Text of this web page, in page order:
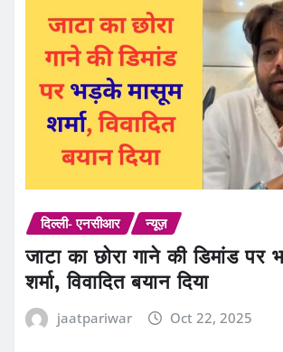
दिल्ली- एनसीआर न्यूज़
जाटा का छोरा गाने की डिमांड
शर्मा, विवादित बयान दिया
jaatpariwar Oct 22, 2025